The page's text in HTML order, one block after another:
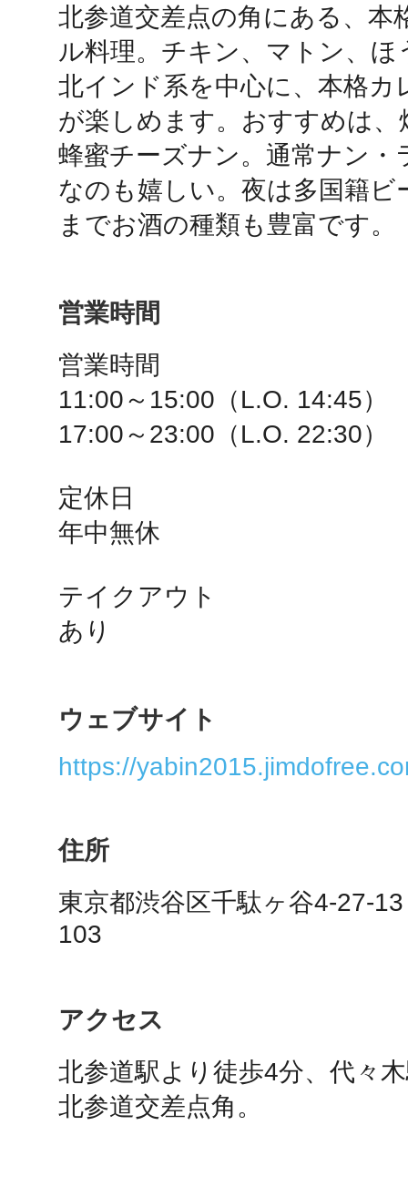
北参道交差点の角にある、本
ル料理。チキン、マトン、
北インド系を中心に、本格カ
が楽しめます。おすすめは
蜂蜜チーズナン。通常ナン・
なのも嬉しい。夜は多国籍ビ
までお酒の種類も豊富です。
営業時間
営業時間
11:00～15:00（L.O. 14:45）
17:00～23:00（L.O. 22:30）
定休日
年中無休
テイクアウト
あり
ウェブサイト
https://
住所
東京都渋谷区千駄ヶ谷4-27-
103
アクセス
北参道駅より徒歩4分、代々
北参道交差点角。
鴻巣
池袋
秋葉原
シモキ
多度津